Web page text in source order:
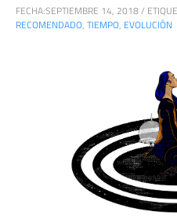
FECHA:SEPTIEMBRE 14, 2018/
RECOMENDADO, TIEMPO, EVOLUCIÓN